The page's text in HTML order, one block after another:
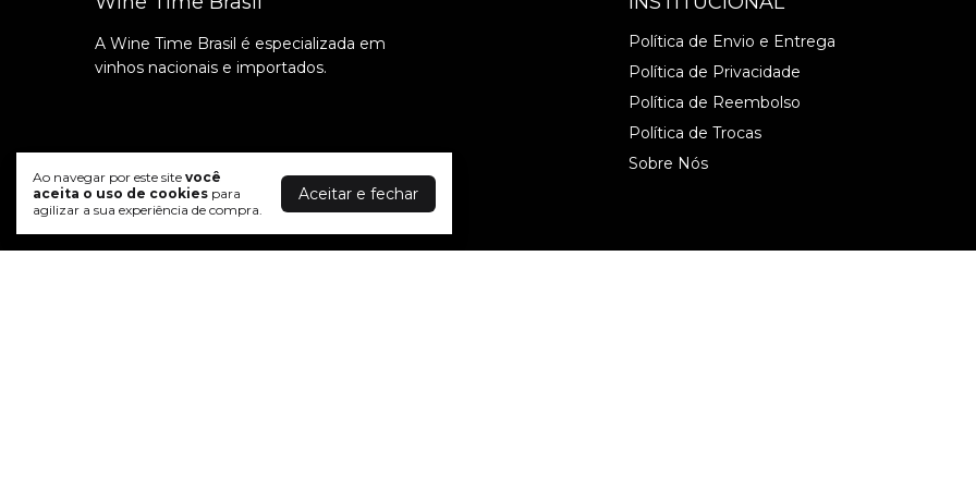
Ao navegar por este site você
aceita o uso de cookies para
agilizar a sua experiência de compra.
Aceitar e fechar
A Wine Time Brasil é especializada em
vinhos nacionais e importados.
Política de Envio e Entrega
Política de Privacidade
Política de Reembolso
Política de Trocas
Sobre Nós